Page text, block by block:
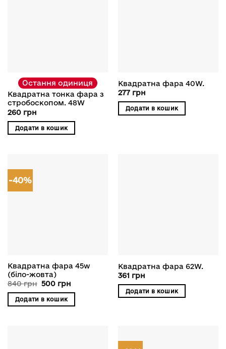
Остання одиниця
Квадратна тонка фара з
стробоскопом. 48W
260 грн
Додати в кошик
Квадратна фара 40W.
277 грн
Додати в кошик
-40%
Квадратна фара 45w
(біло-жовта)
840грн Оригінальна
840 грн.
500 грнПоточна
Додати в кошик
Квадратна фара 62W.
361 грн
Додати в кошик